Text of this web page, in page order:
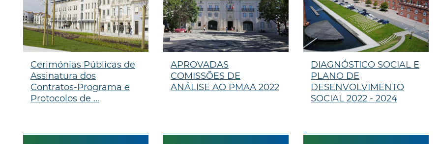
Cerimónias Públicas de
Assinatura dos
Contratos-Programa e
Protocolos de ...
APROVADAS
COMISSÕES DE
ANÁLISE AO PMAA 2022
DIAGNÓSTICO SOCIAL E
PLANO DE
DESENVOLVIMENTO
SOCIAL 2022 - 2024